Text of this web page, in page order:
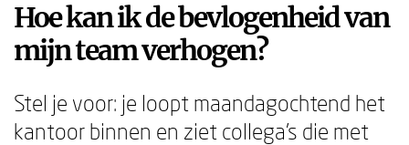
Hoe kan ik de bevlogenheid van
mijn team verhogen?
Stel je voor: je loopt maandagochtend het
kantoor binnen en ziet collega's die met